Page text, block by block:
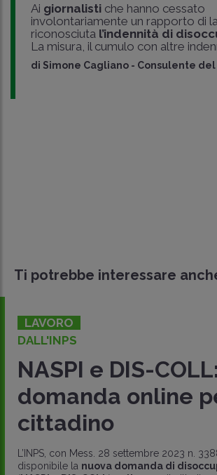
Ai giornalisti che hanno cessato
involontariamente un rapporto di
riconosciuta l’indennità di
La misura, il cumulo con altre
di Simone Cagliano - Consulente del
Ti potrebbe interessare
LAVORO
DALL'INPS
NASPI e DIS-
domanda online
cittadino
L’INPS, con Mess. 28 settembre 2023 n.
disponibile la nuova domanda di